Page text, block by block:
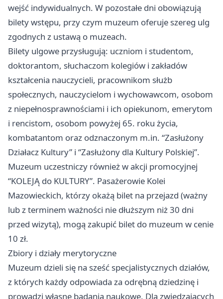
wejść indywidualnych. W pozostałe dni obowiązują
bilety wstępu, przy czym muzeum oferuje szereg ulg
zgodnych z ustawą o muzeach.
Bilety ulgowe przysługują: uczniom i studentom,
doktorantom, słuchaczom kolegiów i zakładów
kształcenia nauczycieli, pracownikom służb
społecznych, nauczycielom i wychowawcom, osobom
z niepełnosprawnościami i ich opiekunom, emerytom
i rencistom, osobom powyżej 65. roku życia,
kombatantom oraz odznaczonym m.in. “Zasłużony
Działacz Kultury” i “Zasłużony dla Kultury Polskiej”.
Muzeum uczestniczy również w akcji promocyjnej
“KOLEJĄ do KULTURY”. Pasażerowie Kolei
Mazowieckich, którzy okażą bilet na przejazd (ważny
lub z terminem ważności nie dłuższym niż 30 dni
przed wizytą), mogą zakupić bilet do muzeum w cenie
10 zł.
Zbiory i działy merytoryczne
Muzeum dzieli się na sześć specjalistycznych działów,
z których każdy odpowiada za odrębną dziedzinę i
prowadzi własne badania naukowe. Dla zwiedzających